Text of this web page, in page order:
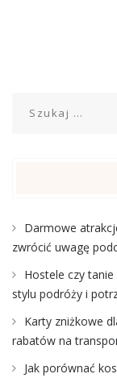
Darmowe
zwrócić uwagę
Hostele czy
stylu podróży i
Karty zniżkowe
rabatów na
Jak porównać